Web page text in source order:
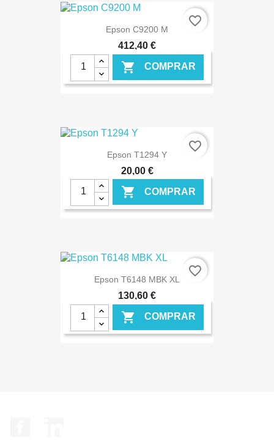
€ ONLINE
Epson C9200 M
412,40 €
 COMPRAR
€ ONLINE
favorite_border
Epson T1294 Y
20,00 €
 COMPRAR
€ ONLINE
favorite_border
Epson T6148 MBK XL
130,60 €
 COMPRAR
favorite_border